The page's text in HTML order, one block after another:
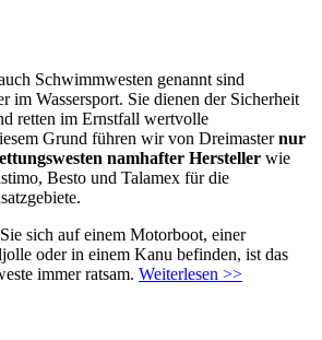
Schwimmwesten genannt sind
im Wassersport. Sie dienen der Sicherheit
retten im Ernstfall wertvolle
Grund führen wir von Dreimasternur
namhafter Hersteller wie
Besto und Talamex für die
sich auf einem Motorboot, einer
oder in einem Kanu befinden, ist das
immer ratsam. Weiterlesen >>